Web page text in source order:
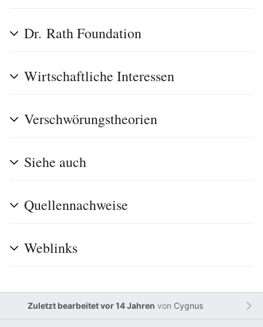
Dr. Rath Foundation
Wirtschaftliche Interessen
Verschwörungstheorien
Siehe auch
Quellennachweise
Weblinks
Zuletzt bearbeitet vor 14 Jahren von Cygnus